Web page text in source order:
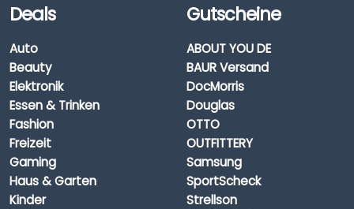
Deals
Auto
Beauty
Elektronik
Essen & Trinken
Fashion
Freizeit
Gaming
Haus & Garten
Kinder
Gutscheine
ABOUT YOU DE
BAUR Versand
DocMorris
Douglas
OTTO
OUTFITTERY
Samsung
SportScheck
Strellson